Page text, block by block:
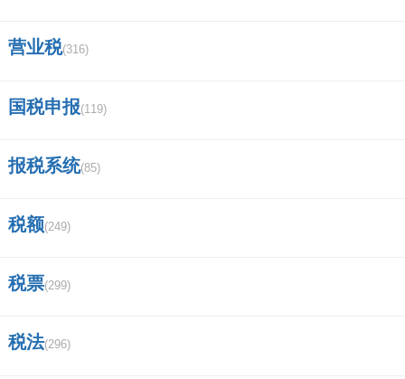
阿玛尼真伪查询扫一扫官网？
营业税(316)
国税申报(119)
报税系统(85)
税额(249)
税票(299)
税法(296)